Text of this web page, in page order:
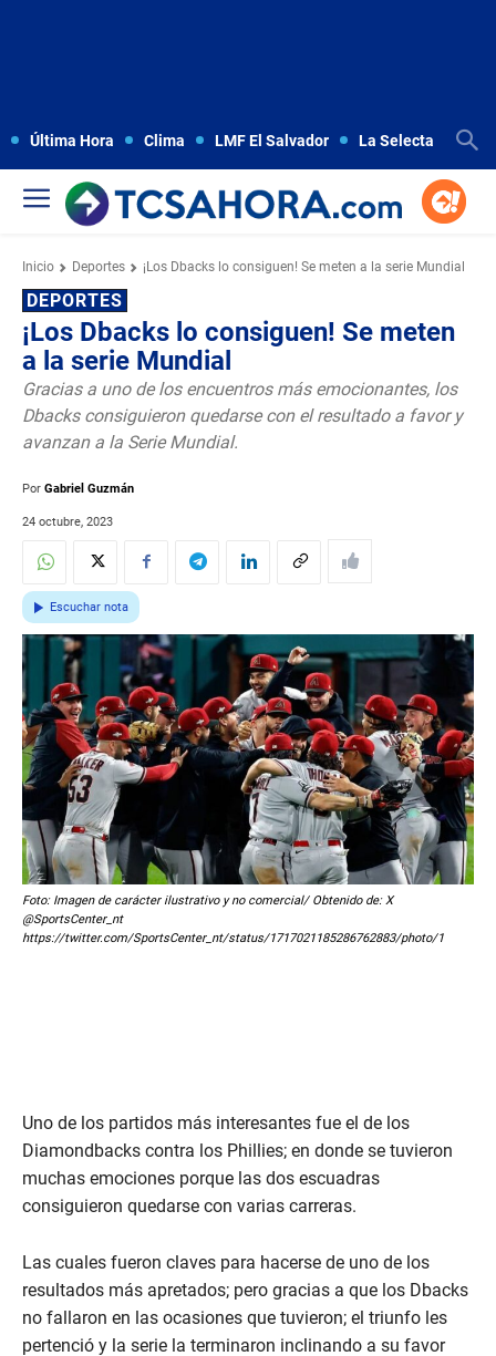
Última Hora Clima LMF El Salvador La Selecta
Inicio Deportes ¡Los Dbacks lo consiguen! Se meten a la serie Mundial
DEPORTES
¡Los Dbacks lo consiguen! Se meten
a la serie Mundial
Gracias a uno de los encuentros más emocionantes, los
Dbacks consiguieron quedarse con el resultado a favor y
avanzan a la Serie Mundial.
Por Gabriel Guzmán
24 octubre, 2023
Escuchar nota
Foto: Imagen de carácter ilustrativo y no comercial/ Obtenido de: X
@SportsCenter_nt
https://twitter.com/SportsCenter_nt/status/1717021185286762883/photo/1
Uno de los partidos más interesantes fue el de los
Diamondbacks contra los Phillies; en donde se tuvieron
muchas emociones porque las dos escuadras
consiguieron quedarse con varias carreras.
Las cuales fueron claves para hacerse de uno de los
resultados más apretados; pero gracias a que los Dbacks
no fallaron en las ocasiones que tuvieron; el triunfo les
pertenció y la serie la terminaron inclinando a su favor